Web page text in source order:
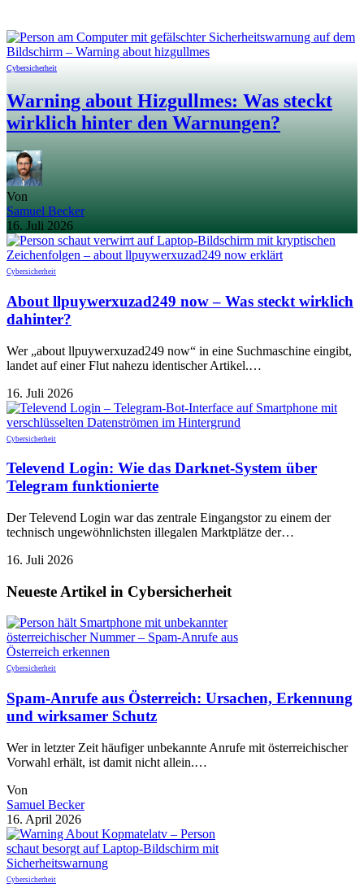
Cybersicherheit
Warning about Hizgullmes: Was steckt
wirklich hinter den Warnungen?
Von
Samuel Becker
16. Juli 2026
Cybersicherheit
About llpuywerxuzad249 now – Was steckt wirklich
dahinter?
Wer „about llpuywerxuzad249 now“ in eine Suchmaschine eingibt,
landet auf einer Flut nahezu identischer Artikel.…
16. Juli 2026
Cybersicherheit
Televend Login: Wie das Darknet-System über
Telegram funktionierte
Der Televend Login war das zentrale Eingangstor zu einem der
technisch ungewöhnlichsten illegalen Marktplätze der…
16. Juli 2026
Neueste Artikel in Cybersicherheit
Cybersicherheit
Spam-Anrufe aus Österreich: Ursachen, Erkennung
und wirksamer Schutz
Wer in letzter Zeit häufiger unbekannte Anrufe mit österreichischer
Vorwahl erhält, ist damit nicht allein.…
Von
Samuel Becker
16. April 2026
Cybersicherheit